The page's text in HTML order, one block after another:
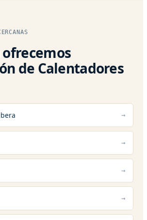
de Calentadores